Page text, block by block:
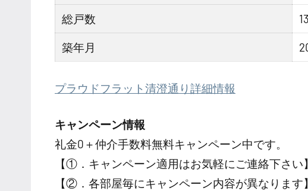
総戸数
築年月
プラウドフラット清澄通り詳細情報
キャンペーン情報
礼金0 ＋仲介手数料無料キャンペーン中です。
【①．キャンペーン適用はお気軽にご連絡下さい】
【②．各部屋毎にキャンペーン内容が異なります】